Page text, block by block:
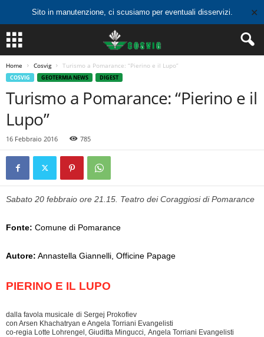
Sito in manutenzione, ci scusiamo per eventuali disservizi. ✕
Home Cosvig Turismo a Pomarance: “Pierino e il Lupo”
COSVIG GEOTERMIA NEWS DIGEST
Turismo a Pomarance: “Pierino e il
Lupo”
16 Febbraio 2016 785
Sabato 20 febbraio ore 21.15. Teatro dei Coraggiosi di Pomarance
Fonte: Comune di Pomarance
Autore: Annastella Giannelli, Officine Papage
PIERINO E IL LUPO
dalla favola musicale di Sergej Prokofiev
con Arsen Khachatryan e Angela Torriani Evangelisti
co-regia Lotte Lohrengel, Giuditta Mingucci, Angela Torriani Evangelisti